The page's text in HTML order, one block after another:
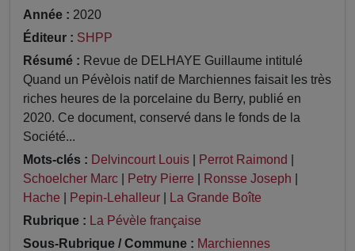
Année : 2020
Éditeur : SHPP
Résumé : Revue de DELHAYE Guillaume intitulé
Quand un Pévèlois natif de Marchiennes faisait les très
riches heures de la porcelaine du Berry, publié en
2020. Ce document, conservé dans le fonds de la
Société...
Mots-clés : Delvincourt Louis Perrot Raimond
Schoelcher Marc
Petry Pierre Ronsse Joseph
Hache
Pepin-Lehalleur
La Grande Boîte
Rubrique : La Pévèle française
Sous-Rubrique / Commune : Marchiennes